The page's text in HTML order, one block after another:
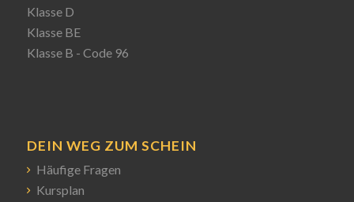
Klasse D
Klasse BE
Klasse B - Code 96
DEIN WEG ZUM SCHEIN
Häufige Fragen
Kursplan